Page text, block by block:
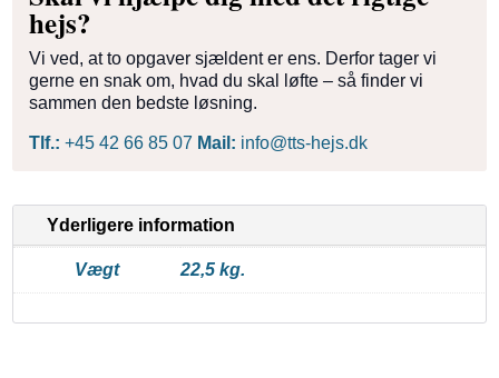
hejs?
Vi ved, at to opgaver sjældent er ens. Derfor tager vi
gerne en snak om, hvad du skal løfte – så finder vi
sammen den bedste løsning.
Tlf.:+45 42 66 85 07 Mail: info@tts-hejs.dk
Yderligere information
Vægt 22,5 kg.